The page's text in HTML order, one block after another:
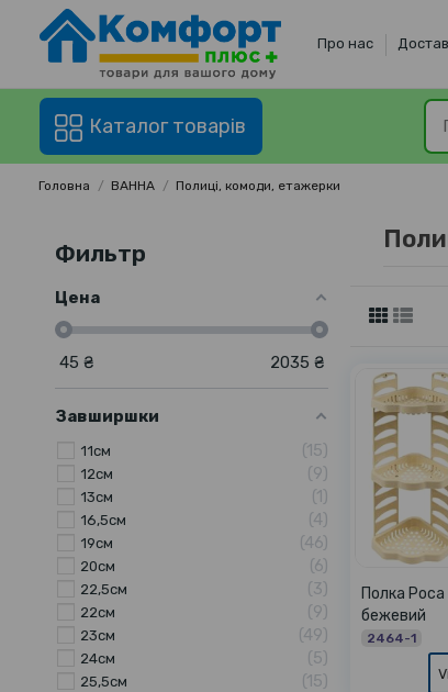
Про нас
Каталог товарів
Головна ВАННА Полиці, комоди, етажерки
Полка Роса
бежевий
2464-1
Фильтр
Цена
45 ₴ 2035 ₴
Завширшки
11см 15
12см 9
13см 1
16,5см 4
19см 46
20см 6
22,5см 3
22см 9
23см 49
24см 5
25,5см 15